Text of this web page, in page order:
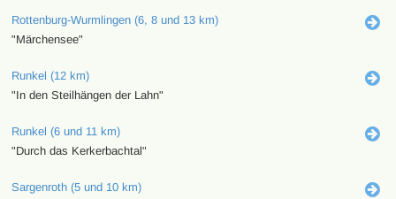
Rottenburg-Wurmlingen (6, 8 und 13 km)
"Märchensee"
Runkel (12 km)
"In den Steilhängen der Lahn"
Runkel (6 und 11 km)
"Durch das Kerkerbachtal"
Sargenroth (5 und 10 km)